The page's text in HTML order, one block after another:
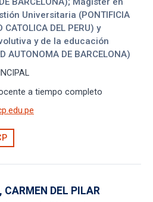
Universitaria (PONTIFICIA
CATOLICA DEL PERU) y
y de la educación
AUTONOMA DE BARCELONA)
a tiempo completo
CARMEN DEL PILAR